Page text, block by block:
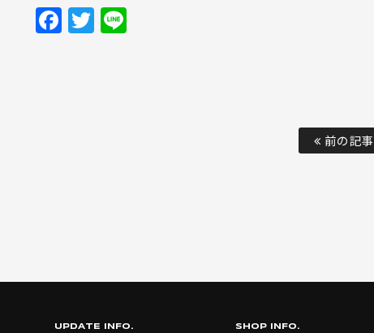
Facebook
Twitter
前の記事
UPDATE INFO. SHOP INFO.